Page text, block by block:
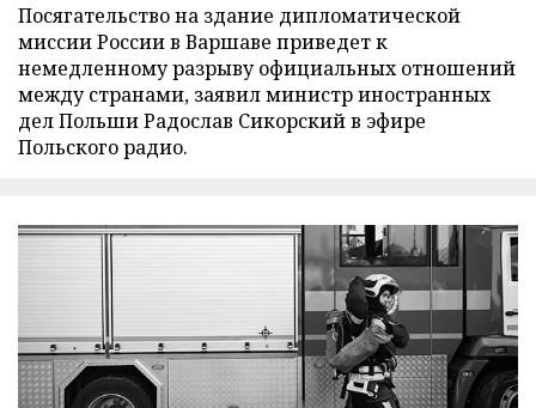
Посягательство на здание дипломатической
миссии России в Варшаве приведет к
немедленному разрыву официальных отношений
между странами, заявил министр иностранных
дел Польши Радослав Сикорский в эфире
Польского радио.